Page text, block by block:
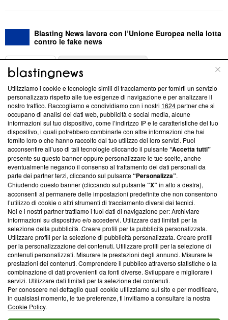
Blasting News lavora con l’Unione Europea nella lotta
contro le fake news
ABOUT
Questa sezione offre informazioni trasparenti su Blasting
News, sui nostri processi editoriali e su come ci impegniamo a
creare news di qualità. Inoltre, afferma la nostra aderenza a
‘Trust Project - News with Integrity’Blasting News non è
ancora membro del programma, ma ha richiesto di farne
parte; Trust Project non ha ancora effettuato una verifica di
conformità agli standard.
Su di noi
Team editoriale
Corporate
Redazione
Informativa Privacy
Cookie Policy
Blasting SA, IDI CHE-247.845.224, Via Carlo Frasca, 3 - 6900
Lugano (Svizzera) Tel:+39 0690258937
© 2026 Blasting News
Utilizziamo i cookie e tecnologie simili di tracciamento per fornirti un servizio
personalizzato rispetto alle tue esigenze di navigazione e per analizzare il
nostro traffico. Raccogliamo e condividiamo con i nostri 1624partner che si
occupano di analisi dei dati web, pubblicità e social media, alcune
informazioni sul tuo dispositivo, come l’indirizzo IP e le caratteristiche del tuo
dispositivo, i quali potrebbero combinarle con altre informazioni che hai
fornito loro o che hanno raccolto dal tuo utilizzo dei loro servizi. Puoi
acconsentire all’uso di tali tecnologie cliccando il pulsante“Accetta tutti”
presente su questo banner oppure personalizzare le tue scelte, anche
eventualmente negando il consenso al trattamento dei dati personali da
parte dei partner terzi, cliccando sul pulsante“Personalizza”.
Chiudendo questo banner (cliccando sul pulsante“X”in alto a destra),
acconsenti al permanere delle impostazioni predefinite che non consentono
l’utilizzo di cookie o altri strumenti di tracciamento diversi dai tecnici.
Noi e i nostri partner trattiamo i tuoi dati di navigazione per: Archiviare
informazioni su dispositivo e/o accedervi. Utilizzare dati limitati per la
selezione della pubblicità. Creare profili per la pubblicità personalizzata.
Utilizzare profili per la selezione di pubblicità personalizzata. Creare profili
per la personalizzazione dei contenuti. Utilizzare profili per la selezione di
contenuti personalizzati. Misurare le prestazioni degli annunci. Misurare le
prestazioni dei contenuti. Comprendere il pubblico attraverso statistiche o la
combinazione di dati provenienti da fonti diverse. Sviluppare e migliorare i
servizi. Utilizzare dati limitati per la selezione dei contenuti.
Per conoscere nel dettaglio quali cookie utilizziamo sul sito e per modificare,
in qualsiasi momento, le tue preferenze, ti invitiamo a consultare la nostra
Cookie Policy.